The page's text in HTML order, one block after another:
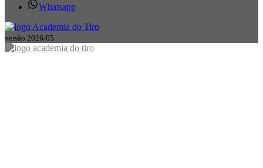
Whatsapp
versão 2026/05